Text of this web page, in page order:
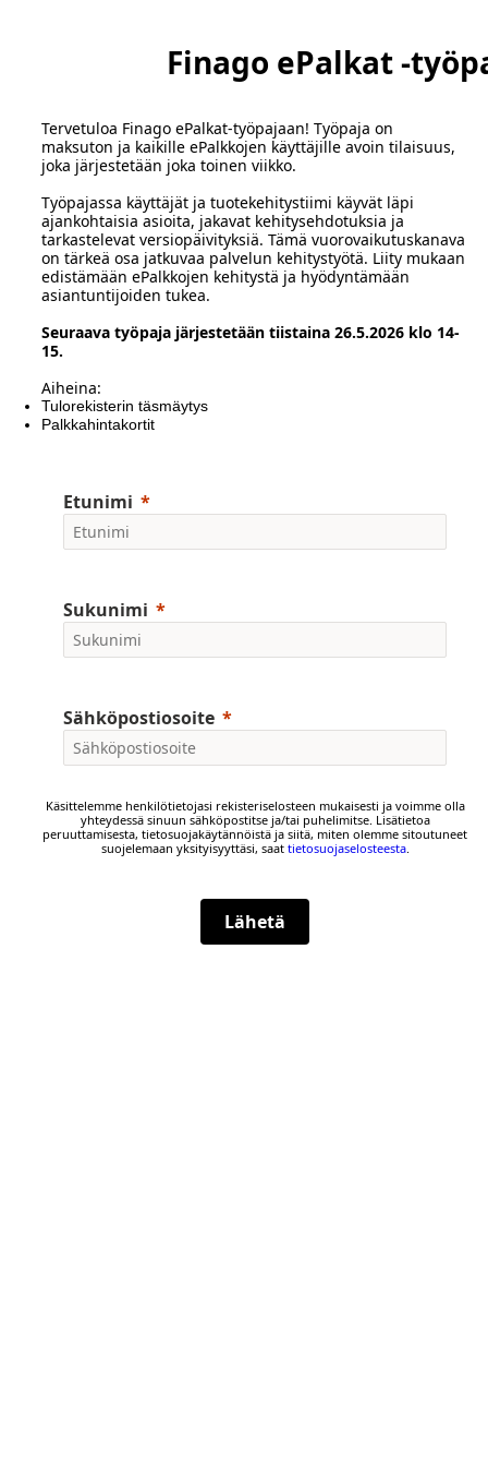
Finago ePalkat -
Tervetuloa Finago ePalkat-työpajaan! Työpaja on
maksuton ja kaikille ePalkkojen käyttäjille avoin tilaisuus,
joka järjestetään joka toinen viikko.
Työpajassa käyttäjät ja tuotekehitystiimi käyvät läpi
ajankohtaisia asioita, jakavat kehitysehdotuksia ja
tarkastelevat versiopäivityksiä. Tämä vuorovaikutuskanava
on tärkeä osa jatkuvaa palvelun kehitystyötä. Liity mukaan
edistämään ePalkkojen kehitystä ja hyödyntämään
asiantuntijoiden tukea.
Seuraava työpaja järjestetään tiistaina 26.5.2026 klo 14-
15.
Aiheina:
Tulorekisterin täsmäytys
Palkkahintakortit
Etunimi
Sukunimi
Sähköpostiosoite
Käsittelemme henkilötietojasi rekisteriselosteen mukaisesti ja voimme olla
yhteydessä sinuun sähköpostitse ja/tai puhelimitse. Lisätietoa
peruuttamisesta, tietosuojakäytännöistä ja siitä, miten olemme sitoutuneet
suojelemaan yksityisyyttäsi, saat tietosuojaselosteesta.
Lähetä